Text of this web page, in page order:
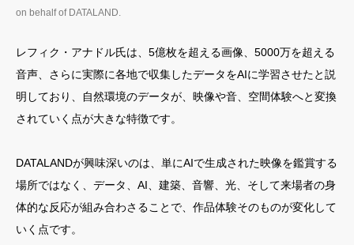
on behalf of DATALAND.
レフィク・アナドル氏は、5億枚を超える画像、5000万を超える
音声、さらに実際に各地で収集したデータをAIに学習させたと説
明しており、自然環境のデータが、映像や音、空間体験へと変換
されていく点が大きな特徴です。
DATALANDが興味深いのは、単にAIで生成された映像を鑑賞する
場所ではなく、データ、AI、建築、音響、光、そして来場者の身
体的な反応が組み合わさることで、作品体験そのものが変化して
いく点です。